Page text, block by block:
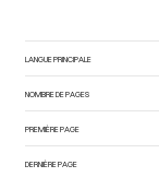
LANGUE PRINCIPALE
NOMBRE DE PAGES
PREMIÈRE PAGE
DERNIÈRE PAGE